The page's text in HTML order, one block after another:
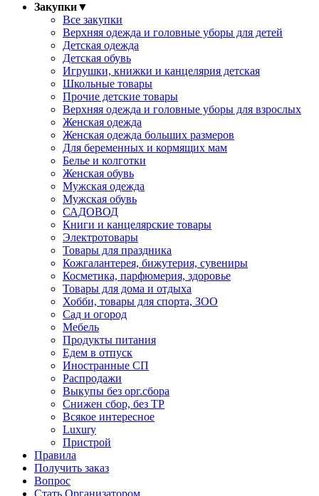
Закупки▼
Все закупки
Верхняя одежда и головные уборы для детей
Детская одежда
Детская обувь
Игрушки, книжки и канцелярия детская
Школьные товары
Прочие детские товары
Верхняя одежда и головные уборы для взрослых
Женская одежда
Женская одежда больших размеров
Для беременных и кормящих мам
Белье и колготки
Женская обувь
Мужская одежда
Мужская обувь
САДОВОД
Книги и канцелярские товары
Электротовары
Товары для праздника
Кожгалантерея, бижутерия, сувениры
Косметика, парфюмерия, здоровье
Товары для дома и отдыха
Хобби, товары для спорта, ЗОО
Сад и огород
Мебель
Продукты питания
Едем в отпуск
Иностранные СП
Распродажи
Выкупы без орг.сбора
Снижен сбор, без ТР
Всякое интересное
Luxury
Пристрой
Правила
Получить заказ
Вопрос